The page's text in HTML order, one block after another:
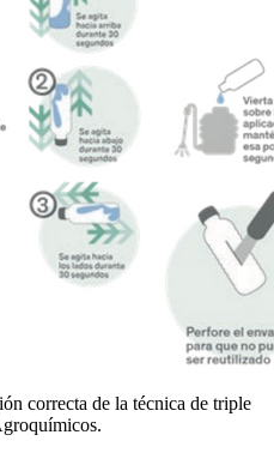
correcta de la técnica de triple